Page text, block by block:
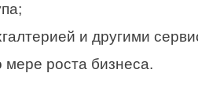
и другими
роста бизнеса.